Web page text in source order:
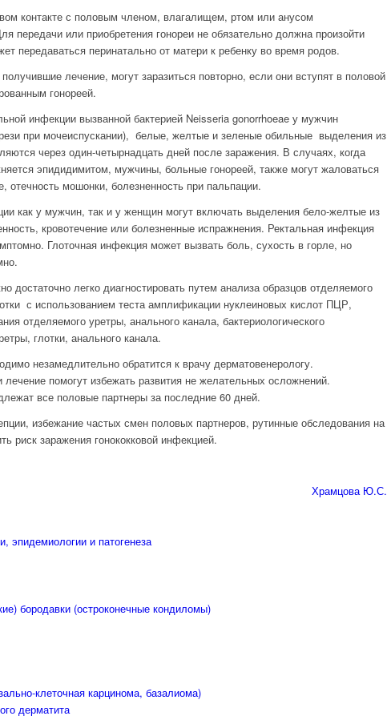
контакте с половым членом, влагалищем, ртом или анусом
передачи или приобретения гонореи не обязательно должна произойти
передаваться перинатально от матери к ребенку во время родов.
лечение, могут заразиться повторно, если они вступят в половой
гонореей.
инфекции вызванной бактерией Neisseria gonorrhoeae у мужчин
при мочеиспускании), белые, желтые и зеленые обильные выделения из
через один-четырнадцать дней после заражения. В случаях, когда
эпидидимитом, мужчины, больные гонореей, также могут жаловаться
отечность мошонки, болезненность при пальпации.
как у мужчин, так и у женщин могут включать выделения бело-желтые из
кровотечение или болезненные испражнения. Ректальная инфекция
Глоточная инфекция может вызвать боль, сухость в горле, но
достаточно легко диагностировать путем анализа образцов отделяемого
с использованием теста амплификации нуклеиновых кислот ПЦР,
отделяемого уретры, анального канала, бактериологического
глотки, анального канала.
незамедлительно обратится к врачу дерматовенерологу.
лечение помогут избежать развития не желательных осложнений.
все половые партнеры за последние 60 дней.
избежание частых смен половых партнеров, рутинные обследования на
риск заражения гонококковой инфекцией.
Храмцова Ю.С.
эпидемиологии и патогенеза
бородавки (остроконечные кондиломы)
клеточная карцинома, базалиома)
дерматита